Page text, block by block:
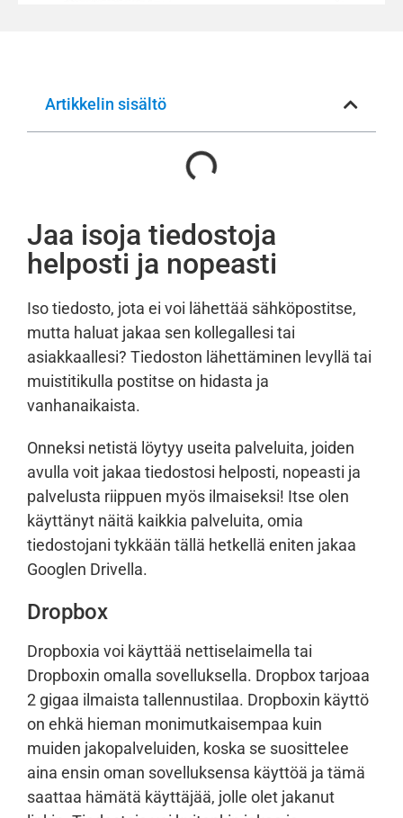
Artikkelin sisältö
Jaa isoja tiedostoja
helposti ja nopeasti
Iso tiedosto, jota ei voi lähettää sähköpostitse,
mutta haluat jakaa sen kollegallesi tai
asiakkaallesi? Tiedoston lähettäminen levyllä tai
muistitikulla postitse on hidasta ja
vanhanaikaista.
Onneksi netistä löytyy useita palveluita, joiden
avulla voit jakaa tiedostosi helposti, nopeasti ja
palvelusta riippuen myös ilmaiseksi! Itse olen
käyttänyt näitä kaikkia palveluita, omia
tiedostojani tykkään tällä hetkellä eniten jakaa
Googlen Drivella.
Dropbox
Dropboxia voi käyttää nettiselaimella tai
Dropboxin omalla sovelluksella. Dropbox tarjoaa
2 gigaa ilmaista tallennustilaa. Dropboxin käyttö
on ehkä hieman monimutkaisempaa kuin
muiden jakopalveluiden, koska se suosittelee
aina ensin oman sovelluksensa käyttöä ja tämä
saattaa hämätä käyttäjää, jolle olet jakanut